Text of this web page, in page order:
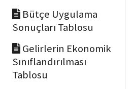
Bütçe Uygulama
Sonuçları Tablosu
Gelirlerin Ekonomik
Sınıflandırılması
Tablosu